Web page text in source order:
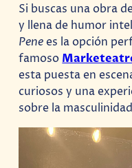
Si buscas una obra
y llena de humor
Penees la opción
famoso
esta puesta en
curiosos y una
sobre la